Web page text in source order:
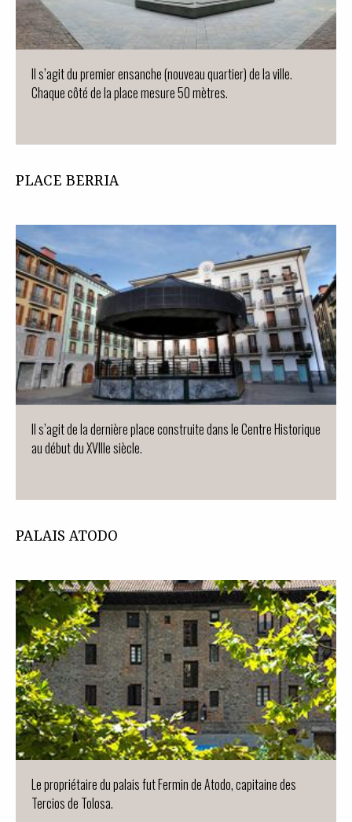
Il s’agit du premier ensanche (nouveau quartier) de la ville.
Chaque côté de la place mesure 50 mètres.
PLACE BERRIA
Il s’agit de la dernière place construite dans le Centre Historique
au début du XVIIIe siècle.
PALAIS ATODO
Le propriétaire du palais fut Fermin de Atodo, capitaine des
Tercios de Tolosa.